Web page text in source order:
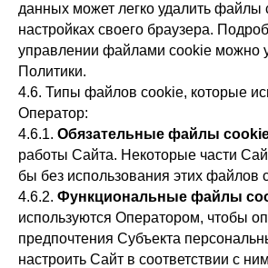
данных может легко удалить файлы
настройках своего браузера.
управлении файлами cookie можно
Политики.
4.6. Типы файлов cookie, которые
Оператор:
4.6.1. Обязательные файлы
работы Сайта. Некоторые части
бы без использования этих файлов
4.6.2. Функциональные файлы
используются Оператором, чтобы
предпочтения Субъекта
настроить Сайт в соответствии с